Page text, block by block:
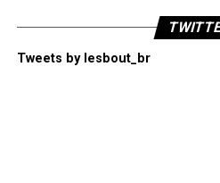
Tweets by lesbout_br